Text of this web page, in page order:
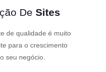
DeSites
de qualidade é muito
para o crescimento
seu negócio.